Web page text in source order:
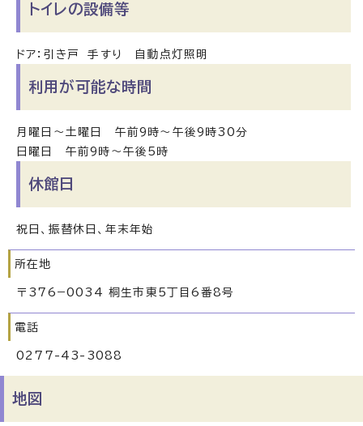
トイレの設備等
ドア：引き戸 手すり 自動点灯照明
利用が可能な時間
月曜日～土曜日 午前9時～午後9時30分
日曜日 午前9時～午後5時
休館日
祝日、振替休日、年末年始
所在地
〒376−0034 桐生市東5丁目6番8号
電話
0277-43-3088
地図